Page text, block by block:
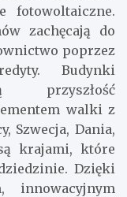
fotowoltaiczne.
zachęcają do
poprzez
Budynki
przyszłość
walki z
Szwecja, Dania,
krajami, które
Dzięki
innowacyjnym